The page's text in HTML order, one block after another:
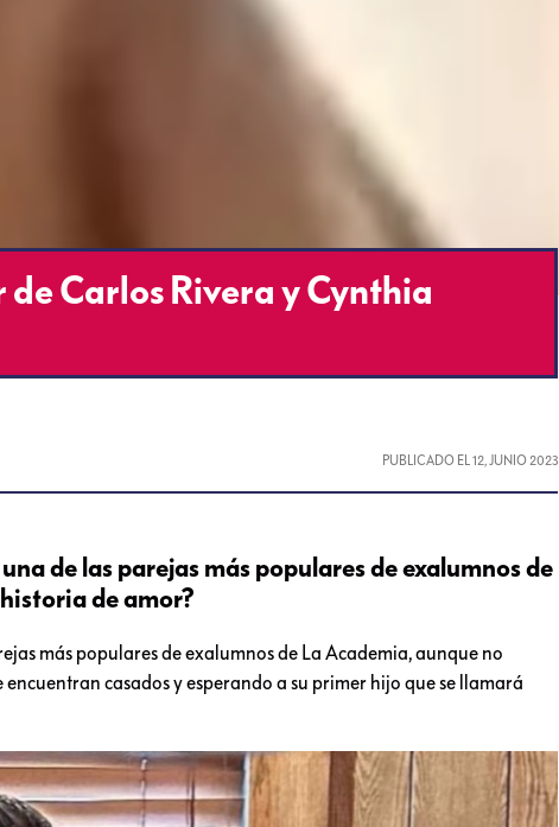
Carlos Rivera y Cynthia
PUBLICADO EL12, JUNIO 2023
de las parejas más populares de exalumnos de
de amor?
más populares de exalumnos de La Academia, aunque no
casados y esperando a su primer hijo que se llamará